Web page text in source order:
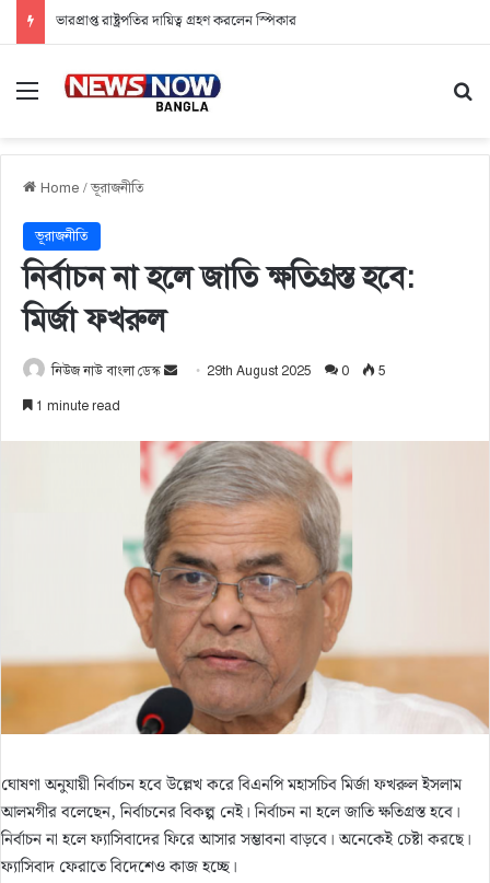
ভারপ্রাপ্ত রাষ্ট্রপতির দায়িত্ব গ্রহণ করলেন স্পিকার
Menu
Home /ভূরাজনীতি
ভূরাজনীতি
নির্বাচন না হলে জাতি ক্ষতিগ্রস্ত হবে:
মির্জা ফখরুল
নিউজ নাউ বাংলা ডেস্ক
d
a
n
e
m
a
i
29th August 2025 0 5
1 minute read
ঘোষণা অনুযায়ী নির্বাচন হবে উল্লেখ করে বিএনপি মহাসচিব মির্জা ফখরুল ইসলাম
আলমগীর বলেছেন, নির্বাচনের বিকল্প নেই। নির্বাচন না হলে জাতি ক্ষতিগ্রস্ত হবে।
নির্বাচন না হলে ফ্যাসিবাদের ফিরে আসার সম্ভাবনা বাড়বে। অনেকেই চেষ্টা করছে।
ফ্যাসিবাদ ফেরাতে বিদেশেও কাজ হচ্ছে।